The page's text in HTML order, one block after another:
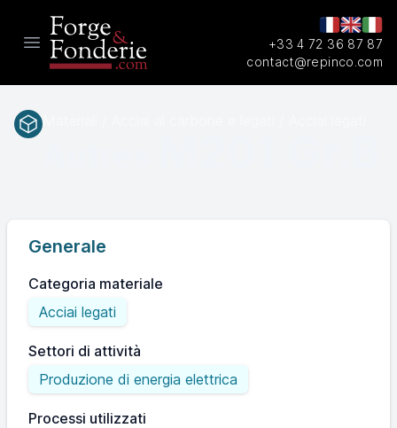
Open main menu
+33 4 72 36 87 87
contact@repinco.com
Generale
Categoria materiale
Acciai legati
Settori di attività
Produzione di energia elettrica
Processi utilizzati